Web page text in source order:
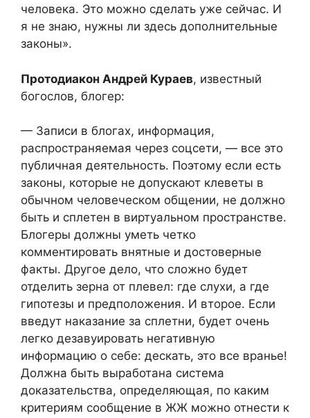
человека. Это можно сделать уже сейчас. И
я не знаю, нужны ли здесь дополнительные
законы».
Протодиакон Андрей Кураев, известный
богослов, блогер:
— Записи в блогах, информация,
распространяемая через соцсети, — все это
публичная деятельность. Поэтому если есть
законы, которые не допускают клеветы в
обычном человеческом общении, не должно
быть и сплетен в виртуальном пространстве.
Блогеры должны уметь четко
комментировать внятные и достоверные
факты. Другое дело, что сложно будет
отделить зерна от плевел: где слухи, а где
гипотезы и предположения. И второе. Если
введут наказание за сплетни, будет очень
легко дезавуировать негативную
информацию о себе: дескать, это все вранье!
Должна быть выработана система
доказательства, определяющая, по каким
критериям сообщение в ЖЖ можно отнести к